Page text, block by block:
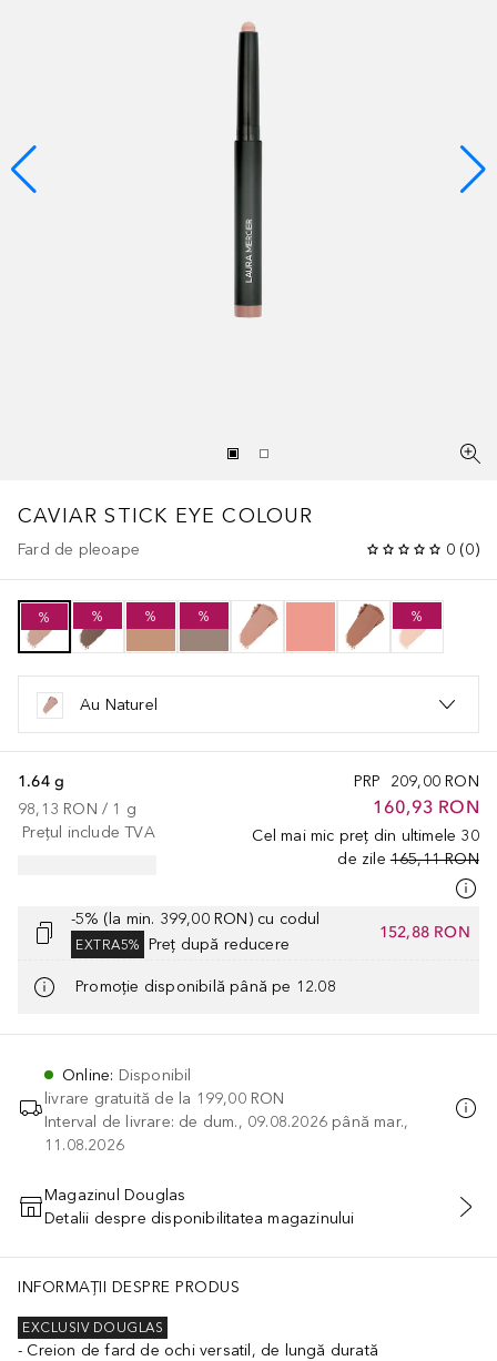
CAVIAR STICK EYE COLOUR
Fard de pleoape 0 (0)
% % % % %
Au Naturel
PRP 209,00 RON
160,93 RON
Cel mai mic preț din ultimele 30
de zile 165,11 RON
1.64 g
98,13 RON / 1 g
Prețul include TVA
-5% (la min. 399,00 RON) cu codul
EXTRA5% Preț după reducere
152,88 RON
Promoție disponibilă până pe 12.08
Online: Disponibil
livrare gratuită de la 199,00 RON
Interval de livrare: de dum., 09.08.2026 până mar.,
11.08.2026
ADĂUGAȚI ÎN COŞ
Magazinul Douglas
Detalii despre disponibilitatea magazinului
INFORMAȚII DESPRE PRODUS
EXCLUSIV DOUGLAS
Creion de fard de ochi versatil, de lungă durată